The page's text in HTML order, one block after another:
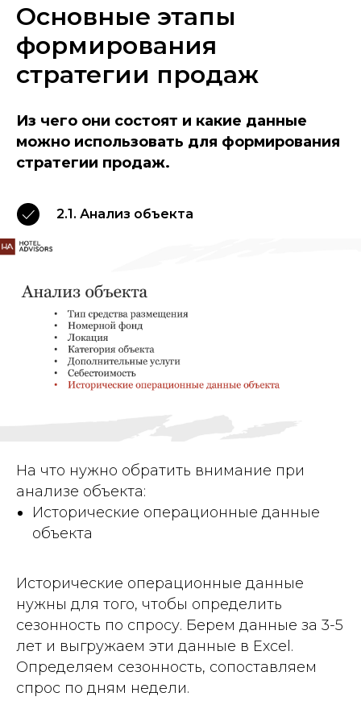
Основные этапы
формирования
стратегии продаж
Из чего они состоят и какие данные
можно использовать для формирования
стратегии продаж.
2.1. Анализ объекта
На что нужно обратить внимание при
анализе объекта:
Исторические операционные данные
объекта
Исторические операционные данные
нужны для того, чтобы определить
сезонность по спросу. Берем данные за 3-5
лет и выгружаем эти данные в Excel.
Определяем сезонность, сопоставляем
спрос по дням недели.